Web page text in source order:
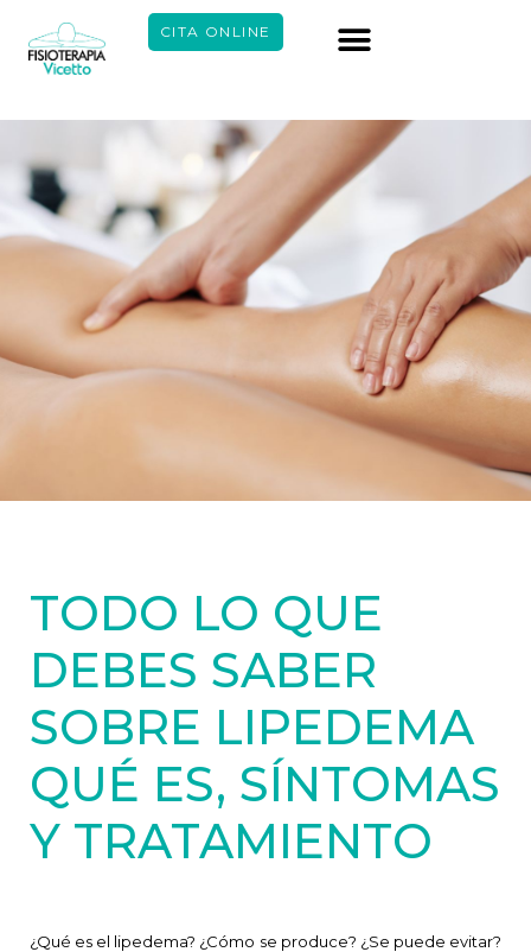
CITA ONLINE
TODO LO QUE
DEBES SABER
SOBRE LIPEDEMA
QUÉ ES, SÍNTOMAS
Y TRATAMIENTO
¿Qué es el lipedema? ¿Cómo se produce? ¿Se puede evitar?